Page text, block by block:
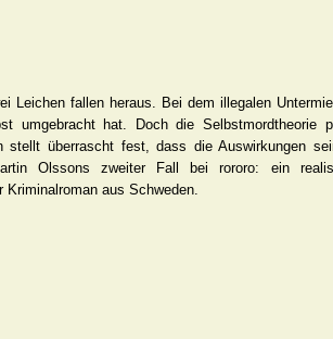
Leichen fallen heraus. Bei dem illegalen
umgebracht hat. Doch die
stellt überrascht fest, dass die Auswirkungen
Olssons zweiter Fall bei rororo: ein
Kriminalroman aus Schweden.